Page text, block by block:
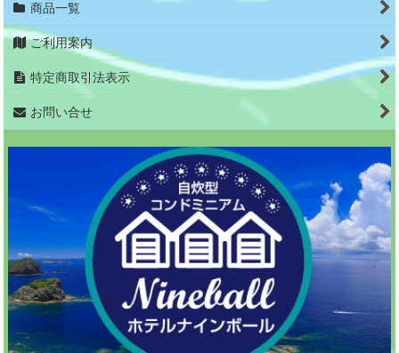
商品一覧
ご利用案内
特定商取引法表示
お問い合せ